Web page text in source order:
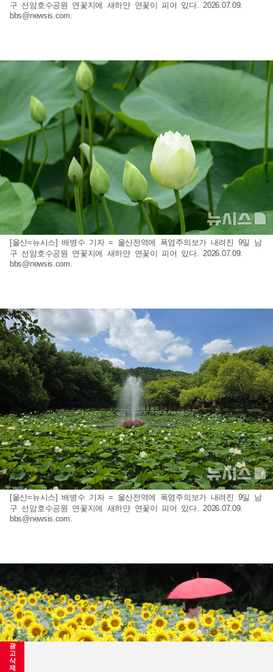
구 선암호수공원 연꽃지에 새하얀 연꽃이 피어 있다. 2026.07.09.
bbs@newsis.com.
[울산=뉴시스] 배병수 기자 = 울산전역에 폭염주의보가 내려진 9일 남
구 선암호수공원 연꽃지에 새하얀 연꽃이 피어 있다. 2026.07.09.
bbs@newsis.com
[울산=뉴시스] 배병수 기자 = 울산전역에 폭염주의보가 내려진 9일 남
구 선암호수공원 연꽃지에 새하얀 연꽃이 피어 있다. 2026.07.09.
bbs@newsis.com
광
고
삭
제